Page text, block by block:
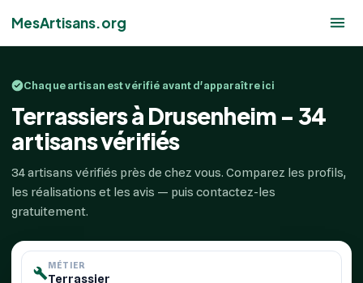
MesArtisans.org
Chaque artisan est vérifié avant d'apparaître ici
Terrassiers à Drusenheim - 34
artisans vérifiés
34 artisans vérifiés près de chez vous. Comparez les profils,
les réalisations et les avis — puis contactez-les
gratuitement.
MÉTIER